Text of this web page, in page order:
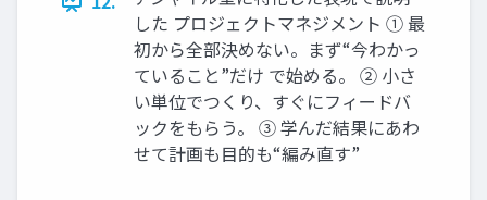
した プロジェクトマネジメント ① 最
初から全部決めない。まず“今わかっ
ていること”だけ で始める。 ② 小さ
い単位でつくり、すぐにフィードバ
ックをもらう。 ③ 学んだ結果にあわ
せて計画も目的も“編み直す”